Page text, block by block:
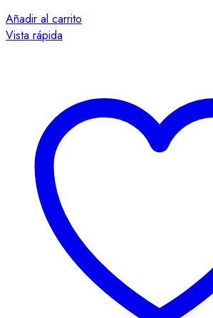
Añadir al carrito
Vista rápida